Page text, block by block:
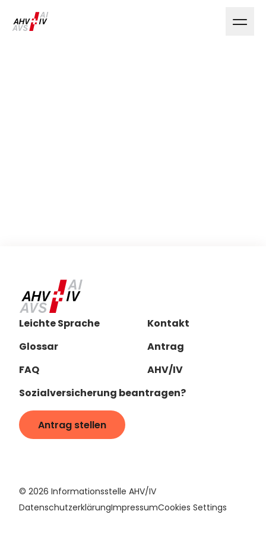
Leichte Sprache
Glossar
FAQ
Kontakt
Antrag
AHV/IV
Sozialversicherung beantragen?
Antrag stellen
© 2026 Informationsstelle AHV/IV
DatenschutzerklärungImpressumCookies Settings